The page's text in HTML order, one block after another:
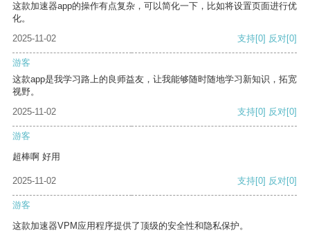
这款加速器app的操作有点复杂，可以简化一下，比如将设置页面进行优
化。
2025-11-02
支持[0] 反对[0]
游客
这款app是我学习路上的良师益友，让我能够随时随地学习新知识，拓宽
视野。
2025-11-02
支持[0] 反对[0]
游客
超棒啊 好用
2025-11-02 支持[0] 反对[0]
游客
这款加速器VPM应用程序提供了顶级的安全性和隐私保护。